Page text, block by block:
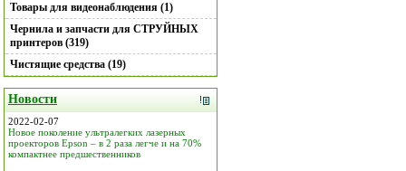
Товары для видеонаблюдения (1)
Чернила и запчасти для СТРУЙНЫХ
принтеров (319)
Чистящие средства (19)
Новости
2022-02-07
Новое поколение ультралегких лазерных
проекторов Epson – в 2 раза легче и на 70%
компактнее предшественников